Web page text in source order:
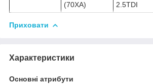
(70XA)
2.5TDI
Приховати
Характеристики
Основні атрибути